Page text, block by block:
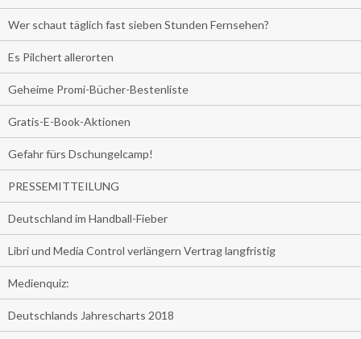
Wer schaut täglich fast sieben Stunden Fernsehen?
Es Pilchert allerorten
Geheime Promi-Bücher-Bestenliste
Gratis-E-Book-Aktionen
Gefahr fürs Dschungelcamp!
PRESSEMITTEILUNG
Deutschland im Handball-Fieber
Libri und Media Control verlängern Vertrag langfristig
Medienquiz:
Deutschlands Jahrescharts 2018